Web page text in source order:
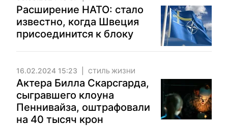
Расширение НАТО: стало
известно, когда Швеция
присоединится к блоку
16.02.2024 15:23 СТИЛЬ ЖИЗНИ
Актера Билла Скарсгарда,
сыгравшего клоуна
Пеннивайза, оштрафовали
на 40 тысяч крон